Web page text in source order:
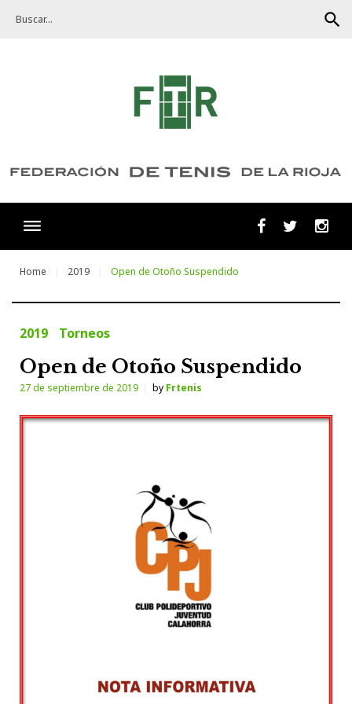
search
FacebookTwitter
Home 2019 Open de Otoño Suspendido
2019 Torneos
Open de Otoño Suspendido
27 de septiembre de 2019 by Frtenis